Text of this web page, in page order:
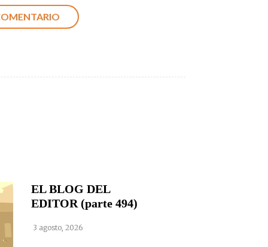
EL BLOG DEL
EDITOR (parte 494)
3 agosto, 2026